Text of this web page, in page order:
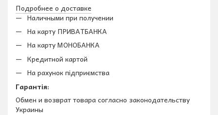
Подробнее о доставке
Наличными при получении
На карту ПРИВАТБАНКА
На карту МОНОБАНКА
Кредитной картой
На рахунок підприємства
Гарантія:
Обмен и возврат товара согласно законодательству
Украины